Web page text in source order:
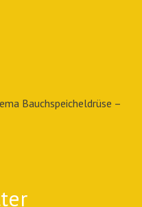
Bauchspeicheldrüse –